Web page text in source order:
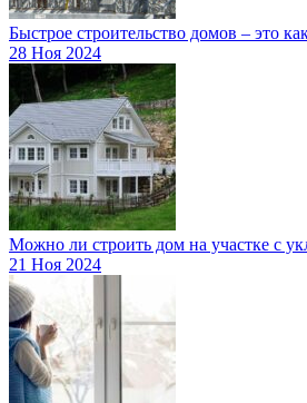
Быстрое строительство домов – это
28 Ноя 2024
Можно ли строить дом на участке с
21 Ноя 2024